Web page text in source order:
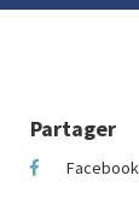
Partager
Facebook